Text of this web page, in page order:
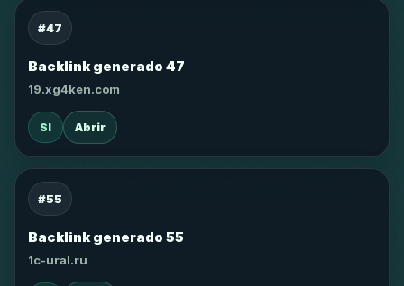
#47
Backlink generado 47
19.xg4ken.com
SI Abrir
#55
Backlink generado 55
1c-ural.ru